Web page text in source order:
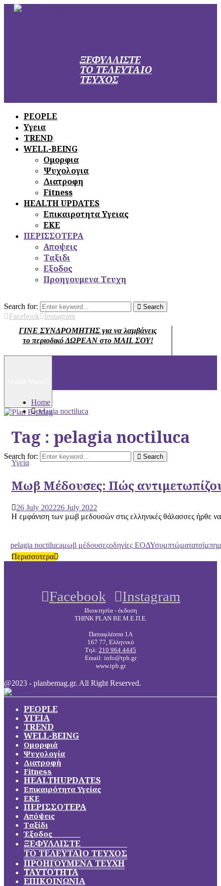
ΞΕΦΥΛΛΙΣΤΕ
ΤΟ ΤΕΛΕΥΤΑΙΟ
ΤΕΥΧΟΣ
PEOPLE
Υγεια
TREND
WELL-BEING
Ομορφια
Ψυχολογια
Διατροφη
Fitness
HEALTH UPDATES
Επικαιροτητα Υγειας
ΕΚΕ
ΠΕΡΙΣΣΟΤΕΡΑ
Αποψεις
Ταξιδι
Εξοδος
Προηγουμενα Τευχη
Search for: Search
Facebook
Instagram
ΓΙΝΕ ΣΥΝΔΡΟΜΗΤΗΣ για να λαμβάνεις
το περιοδικό ΔΩΡΕΑΝ στο MAIL ΣΟΥ!
Search for: Search
Home
pelagia noctiluca
Tag : pelagia noctiluca
Υγεία
Μωβ Μέδουσες: Πώς
26 July 202226 July 2022
Η εμφάνιση των μωβ μεδουσών στις ελληνικές θάλασσες ήρθε να
pelagia noctilucaμωβ μέδουσεςοδηγίες ΕΟΔΥσυμπτώματα
Περισσοτερα
Facebook Instagram
Ιδιοκτησία - έκδοση
THINK PLAN BE Μ.Ε.Π.Ε.
Παπαφλέσσα 1Α
167 77, Ελληνικό
Τηλ: 210 964 4445
Email: info@tpb.gr
www.tpb.gr
@2023 - planbemag.gr. All Right Reserved.
PEOPLE
ΥΓΕΙΑ
TREND
WELL-BEING
Ομορφιά
Ψυχολογία
Διατροφή
Fitness
HEALTHUPDATES
Επικαιρότητα Υγείας
ΕΚΕ
ΠΕΡΙΣΣΟΤΕΡΑ
Απόψεις
Ταξίδι
Έξοδος
ΞΕΦΥΛΛΙΣΤΕ
ΤΟ ΤΕΛΕΥΤΑΙΟ ΤΕΥΧΟΣ
ΠΡΟΗΓΟΥΜΕΝΑ ΤΕΥΧΗ
ΤΑΥΤΟΤΗΤΑ
ΕΠΙΚΟΙΝΩΝΙΑ